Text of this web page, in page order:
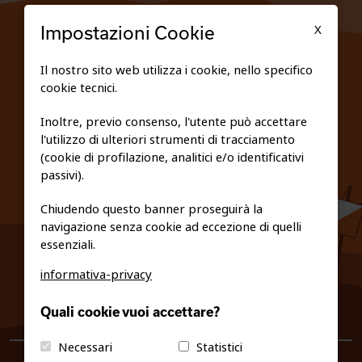
PRIVACY E COOKIE POLICY
info@fiso.it|fiso@pec-mail.eu
X
Impostazioni Cookie
Il nostro sito web utilizza i cookie, nello specifico
cookie tecnici.
Inoltre, previo consenso, l'utente può accettare
l'utilizzo di ulteriori strumenti di tracciamento
(cookie di profilazione, analitici e/o identificativi
passivi).
Chiudendo questo banner proseguirà la
navigazione senza cookie ad eccezione di quelli
essenziali.
informativa-privacy
Quali cookie vuoi accettare?
Necessari Statistici